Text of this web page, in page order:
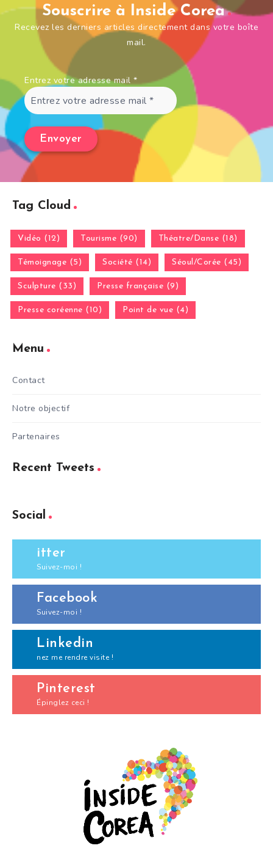
Souscrire à Inside Corea
Recevez les derniers articles directement dans votre boîte
mail.
Entrez votre adresse mail *
Tag Cloud
Vidéo (12) Tourisme (90) Théatre/Danse (18)
Témoignage (5) Société (14) Séoul/Corée (45)
Sculpture (33) Presse française (9)
Presse coréenne (10) Point de vue (4)
Menu
Contact
Notre objectif
Partenaires
Recent Tweets
Social
itter
Suivez-moi !
Facebook
Suivez-moi !
Linkedin
nez me rendre visite !
Pinterest
Épinglez ceci !